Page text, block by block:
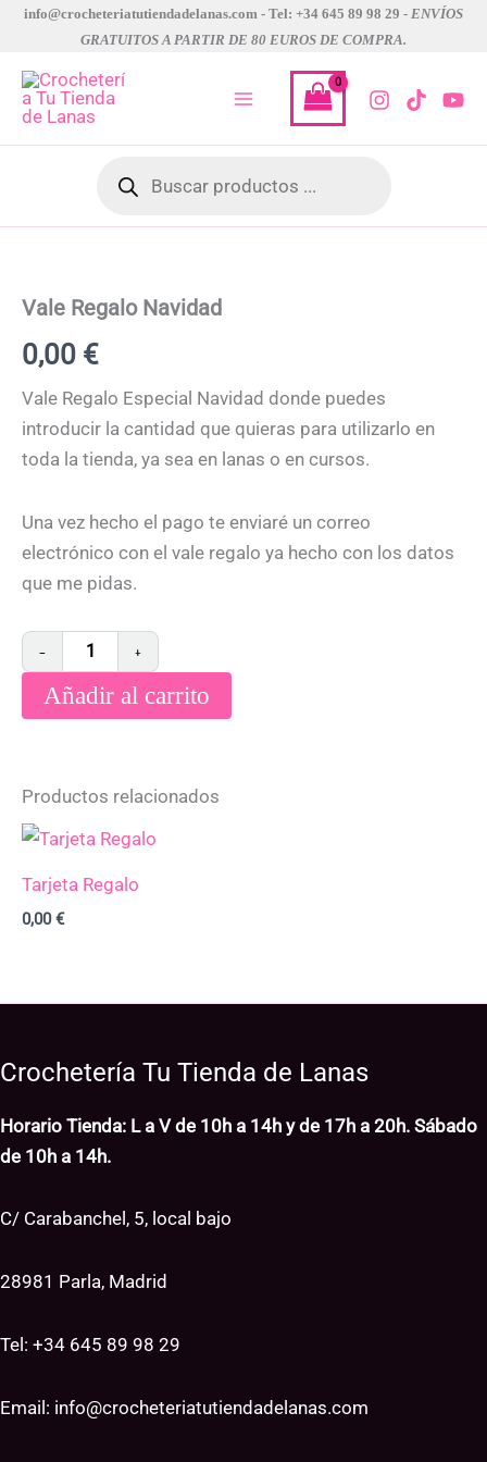
contenido
info@crocheteriatutiendadelanas.com - Tel: +34 645 89 98 29 - ENVÍOS
GRATUITOS A PARTIR DE 80 EUROS DE COMPRA.
productos
Vale Regalo Navidad
0,00 €
Vale Regalo Especial Navidad donde puedes
introducir la cantidad que quieras para utilizarlo en
toda la tienda, ya sea en lanas o en cursos.
Una vez hecho el pago te enviaré un correo
electrónico con el vale regalo ya hecho con los datos
que me pidas.
cantidad
− +
Añadir al carrito
Productos relacionados
Tarjeta Regalo
0,00€
Crochetería Tu Tienda de Lanas
Horario Tienda: L a V de 10h a 14h y de 17h a 20h. Sábado
de 10h a 14h.
C/ Carabanchel, 5, local bajo
28981 Parla, Madrid
Tel: +34 645 89 98 29
Email: info@crocheteriatutiendadelanas.com